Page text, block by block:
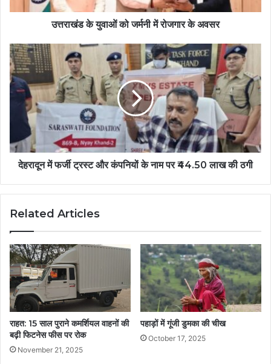
उत्तराखंड के युवाओं को जर्मनी में रोजगार के अवसर
देहरादून में फर्जी ट्रस्ट और कंपनियों के नाम पर ₹44.50 लाख की ठगी
Related Articles
राहत: 15 साल पुराने कमर्शियल वाहनों की
बढ़ी फिटनेस फीस पर रोक
November 21, 2025
पहाड़ों में गूंजी डुमका की चीख
October 17, 2025